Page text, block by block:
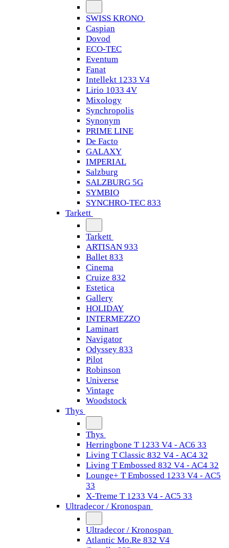
SWISS KRONO
Caspian
Dovod
ECO-TEC
Eventum
Fanat
Intellekt 1233 V4
Lirio 1033 4V
Mixology
Synchropolis
Synonym
PRIME LINE
De Facto
GALAXY
IMPERIAL
Salzburg
SALZBURG 5G
SYMBIO
SYNCHRO-TEC 833
Tarkett
Tarkett
ARTISAN 933
Ballet 833
Cinema
Cruize 832
Estetica
Gallery
HOLIDAY
INTERMEZZO
Laminart
Navigator
Odyssey 833
Pilot
Robinson
Universe
Vintage
Woodstock
Thys
Thys
Herringbone T 1233 V4 - AC6 33
Living T Classic 832 V4 - AC4 32
Living T Embossed 832 V4 - AC4 32
Lounge+ T Embossed 1233 V4 - AC5
33
X-Treme T 1233 V4 - AC5 33
Ultradecor / Kronospan
Ultradecor / Kronospan
Atlantic Mo.Re 832 V4